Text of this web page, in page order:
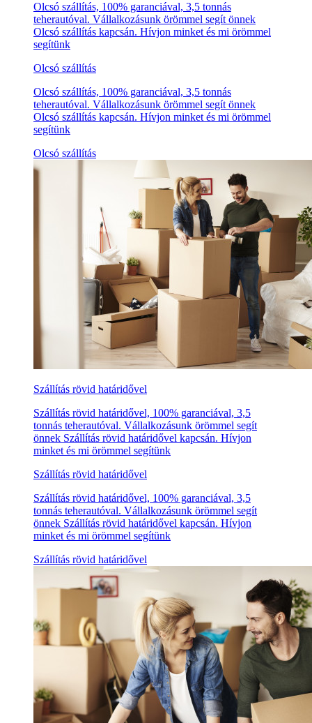
Olcsó szállítás, 100% garanciával, 3,5 tonnás
teherautóval. Vállalkozásunk örömmel segít önnek
Olcsó szállítás kapcsán. Hívjon minket és mi örömmel
segítünk
Olcsó szállítás
Olcsó szállítás, 100% garanciával, 3,5 tonnás
teherautóval. Vállalkozásunk örömmel segít önnek
Olcsó szállítás kapcsán. Hívjon minket és mi örömmel
segítünk
Olcsó szállítás
Szállítás rövid határidővel
Szállítás rövid határidővel, 100% garanciával, 3,5
tonnás teherautóval. Vállalkozásunk örömmel segít
önnek Szállítás rövid határidővel kapcsán. Hívjon
minket és mi örömmel segítünk
Szállítás rövid határidővel
Szállítás rövid határidővel, 100% garanciával, 3,5
tonnás teherautóval. Vállalkozásunk örömmel segít
önnek Szállítás rövid határidővel kapcsán. Hívjon
minket és mi örömmel segítünk
Szállítás rövid határidővel